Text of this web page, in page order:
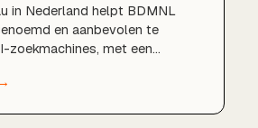
in Nederland helpt BDMNL
en aanbevolen te
zoekmachines, met een